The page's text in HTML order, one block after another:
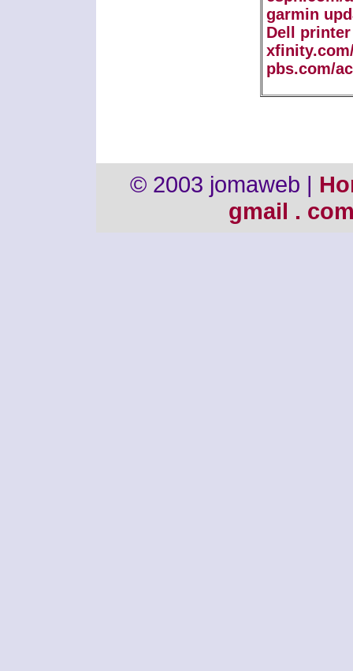
garmin
Dell
pbs.com/
© 2003 jomaweb |
gmail .